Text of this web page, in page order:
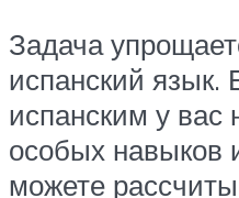
Задача
испанский язык.
испанским у вас
особых навыков
можете